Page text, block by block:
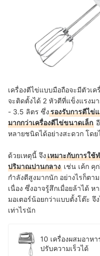
เครื่องตีไข่แบบมือถือจะมีตัวเ
จะติดตั้งได้ 2 หัวตีที่แข็งแรงม
- 3.5 ลิตร ซึ่งรองรับการตีไข่
มากกว่าเครื่องตีไข่ขนาดเล็ก
หลายชนิดได้อย่างสะดวก โดย
ด้วยเหตุนี้ จึงเหมาะกับการใช้
ปริมาณปานกลาง เช่น เค้ก คุ
กำลังตีสูงมากนัก อย่างไรก็ตา
เนื่อง ซึ่งอาจรู้สึกเมื่อยล้าได้
มอเตอร์น้อยกว่าแบบตั้งโต๊ะ จึ
เท่าไรนัก
10 เครื่องผสมอาห
ปรับความเร็วได้